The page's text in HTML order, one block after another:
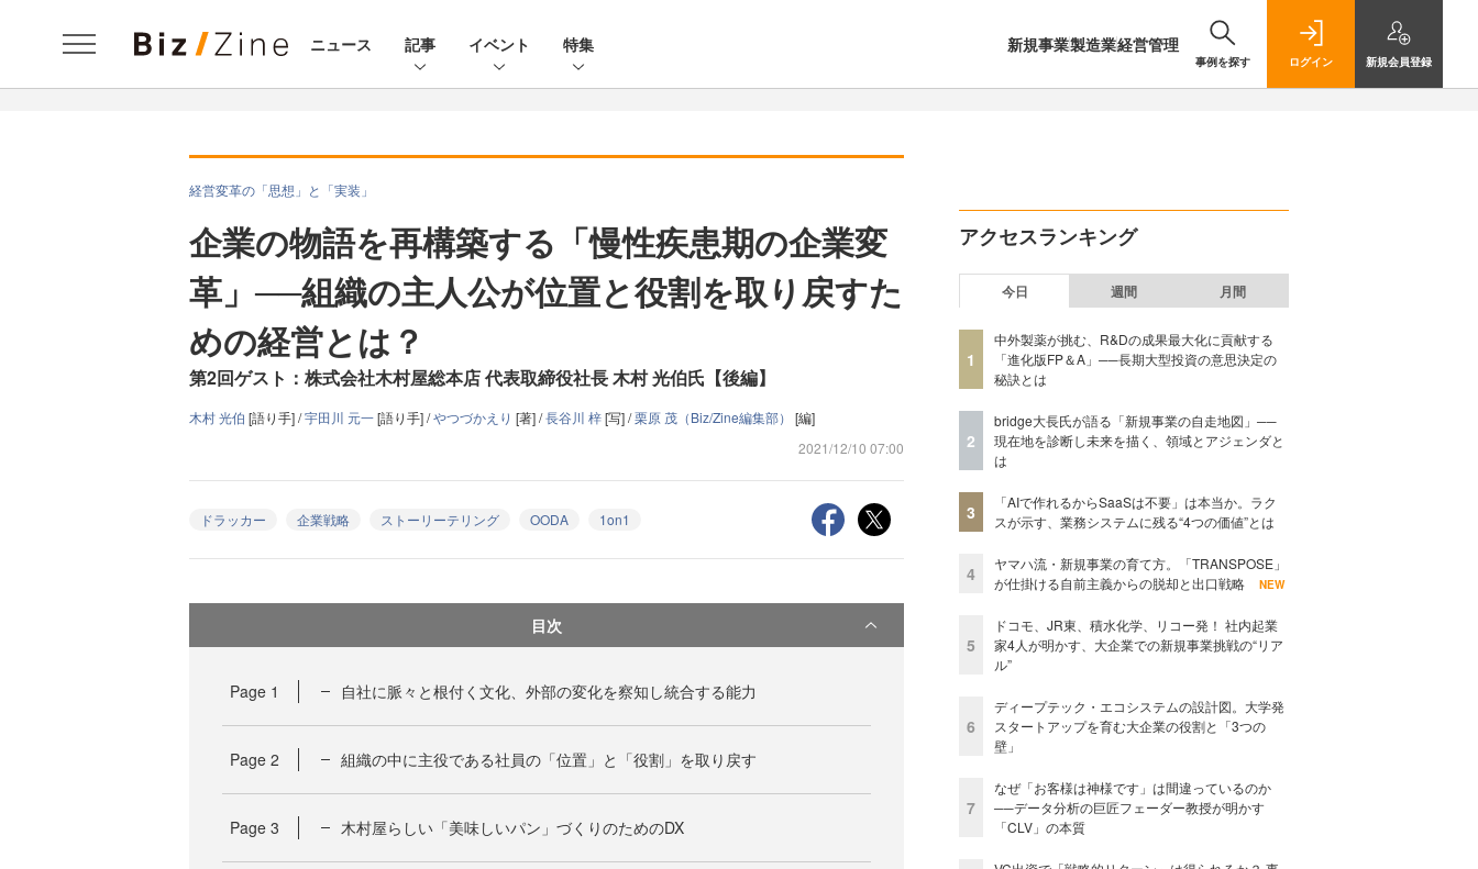
ニュース 記事 イベント 特集 新規事業製造業経営管理
事例を探す ログイン 新規会員登録
経営変革の「思想」と「実装」
企業の物語を再構築する「慢性疾患期の企業変
革」──組織の主人公が位置と役割を取り戻すた
めの経営とは？
第2回ゲスト：株式会社木村屋総本店 代表取締役社長 木村 光伯氏【後編】
木村 光伯 [語り手] /宇田川 元一[語り手] /やつづかえり [著] /長谷川 梓[写] /栗原 茂（Biz/Zine編集部） [編]
2021/12/10 07:00
ドラッカー 企業戦略 ストーリーテリング OODA 1on1
目次
Page 1 自社に脈々と根付く文化、外部の変化を察知し統合する能力
Page 2 組織の中に主役である社員の「位置」と「役割」を取り戻す
Page 3 木村屋らしい「美味しいパン」づくりのためのDX
アクセスランキング
今日 週間 月間
1
中外製薬が挑む、R&Dの成果最大化に貢献する
「進化版FP＆A」──長期大型投資の意思決定の
秘訣とは
2
bridge大長氏が語る「新規事業の自走地図」──
現在地を診断し未来を描く、領域とアジェンダと
は
3
「AIで作れるからSaaSは不要」は本当か。ラク
スが示す、業務システムに残る“4つの価値”とは
4
ヤマハ流・新規事業の育て方。「TRANSPOSE」
が仕掛ける自前主義からの脱却と出口戦略
NEW
5
ドコモ、JR東、積水化学、リコー発！ 社内起業
家4人が明かす、大企業での新規事業挑戦の“リア
ル”
6
ディープテック・エコシステムの設計図。大学発
スタートアップを育む大企業の役割と「3つの
壁」
7
なぜ「お客様は神様です」は間違っているのか
──データ分析の巨匠フェーダー教授が明かす
「CLV」の本質